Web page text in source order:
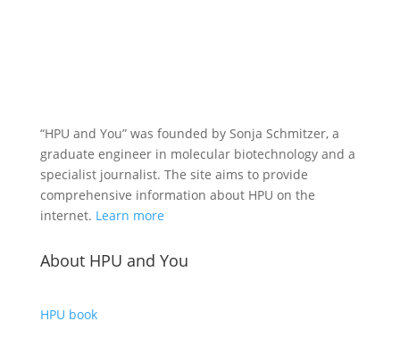
“HPU and You” was founded by Sonja Schmitzer, a
graduate engineer in molecular biotechnology and a
specialist journalist. The site aims to provide
comprehensive information about HPU on the
internet. Learn more
About HPU and You
HPU book